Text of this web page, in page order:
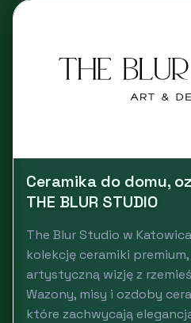
Ceramika do domu,
THE BLUR STUDIO
The Blur Studio w
kolekcję ceramiki
artystyczną wizję z
Wazony, misy i ozdoby
które zachwycają